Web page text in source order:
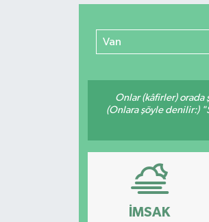
Van
Onlar (kâfirler) orada
(Onlara şöyle denilir:)
İMSAK
Süper Lig Puan Durumu ve